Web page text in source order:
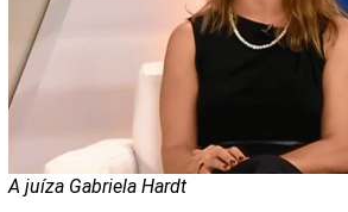
A juíza Gabriela Hardt